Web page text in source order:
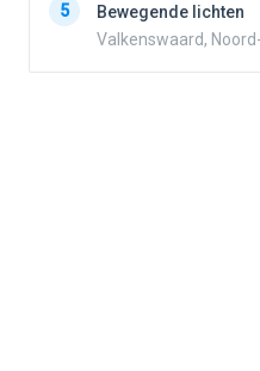
5
Bewegende lichten
Valkenswaard,